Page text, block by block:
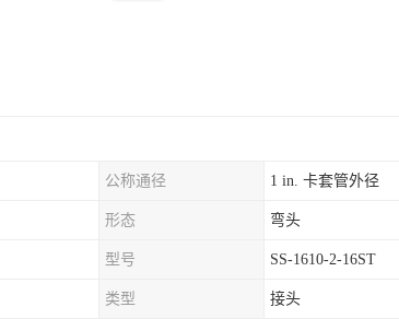
公称通径 1 in. 卡套管外径
形态 弯头
型号 SS-1610-2-16ST
类型 接头